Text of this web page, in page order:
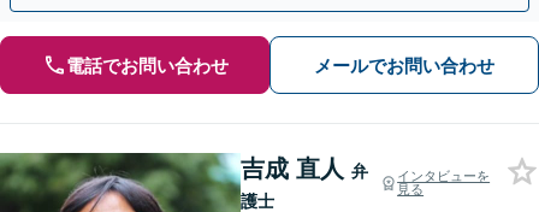
電話でお問い合わせ メールでお問い合わせ
吉成 直人 弁
護士
インタビューを
見る